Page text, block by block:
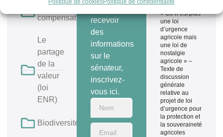
compensation
Le
partage
de la
valeur
(loi
ENR)
Biodiversité
recevoir
des
informations
sur le
sénateur,
inscrivez-
vous ici.
articles
« Ce n’est plus
une loi
d’urgence
agricole mais
une loi de
nostalgie
agricole » –
Texte de
discussion
générale
relative au
projet de loi
d’urgence pour
la protection et
la souveraineté
agricoles